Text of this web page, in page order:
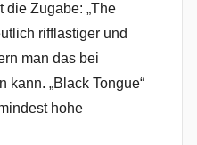
die Zugabe: „The
rifflastiger und
man das bei
kann. „Black Tongue“
hohe